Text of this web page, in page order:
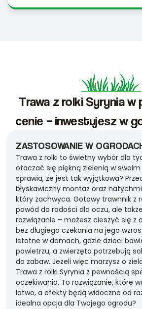
Trawa z rolki Syrynia
cenie – inwestujesz w
ZASTOSOWANIE W
Trawa z rolki to świetny wybór dla
otaczać się piękną zielenią w swoim
sprawia, że jest tak wyjątkowa?
błyskawiczny montaż oraz
który zachwyca. Gotowy trawnnik z
powód do radości dla oczu, ale
rozwiązanie – możesz cieszyć się z
bez długiego czekania na jego
istotne w domach, gdzie dzieci
powietrzu, a zwierzęta potrzebują
do zabaw. Jeżeli więc marzysz o
Trawa z rolki Syrynia z pewnością
oczekiwania. To rozwiązanie, które
łatwo, a efekty będą widoczne od
idealna opcja dla Twojego ogrodu?